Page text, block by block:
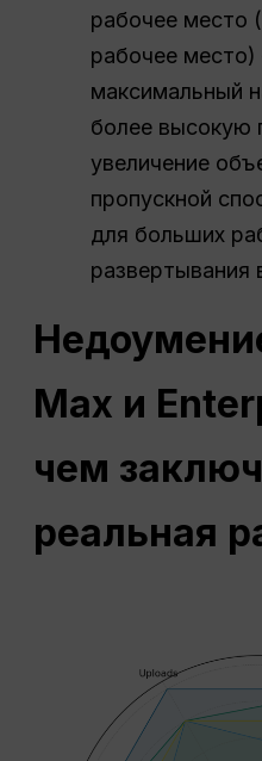
рабочее место
рабочее
максимальный
более высокую
увеличение
пропускной
для больших
развертывания
Max и
чем
реальная